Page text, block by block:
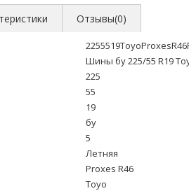
Отзывы(0)
Шины бу 225/55 R19
225
55
19
бу
5
Летняя
Proxes R46
Toyo